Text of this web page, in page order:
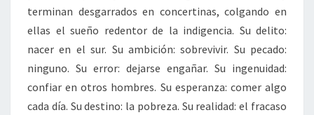
terminan desgarrados en concertinas, colgando en
ellas el sueño redentor de la indigencia. Su delito:
nacer en el sur. Su ambición: sobrevivir. Su pecado:
ninguno. Su error: dejarse engañar. Su ingenuidad:
confiar en otros hombres. Su esperanza: comer algo
cada día. Su destino: la pobreza. Su realidad: el fracaso